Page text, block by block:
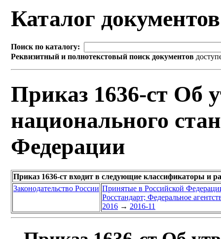
Каталог
Поиск по каталогу:
Реквизитный и полнотекстовый поиск документов
Приказ 1636-ст Об
национального
Федерации
Приказ 1636-ст входит в следующие классификаторы и
Законодательство России Принятые в Российской
Росстандарт; Федеральное
2016 → 2016-11